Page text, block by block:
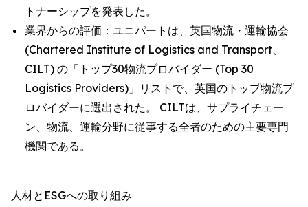
トナーシップを発表した。
業界からの評価：ユニパートは、英国物流・運輸協会
(Chartered Institute of Logistics and Transport、
CILT) の「トップ30物流プロバイダー (Top 30
Logistics Providers)」リストで、英国のトップ物流プ
ロバイダーに選出された。 CILTは、サプライチェー
ン、物流、運輸分野に従事する全者のための主要専門
機関である。
人材とESGへの取り組み